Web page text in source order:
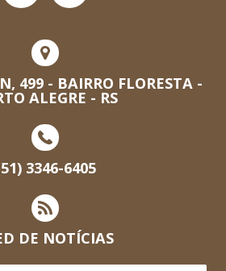
499 - BAIRRO FLORESTA -
ALEGRE - RS
3346-6405
DE NOTÍCIAS